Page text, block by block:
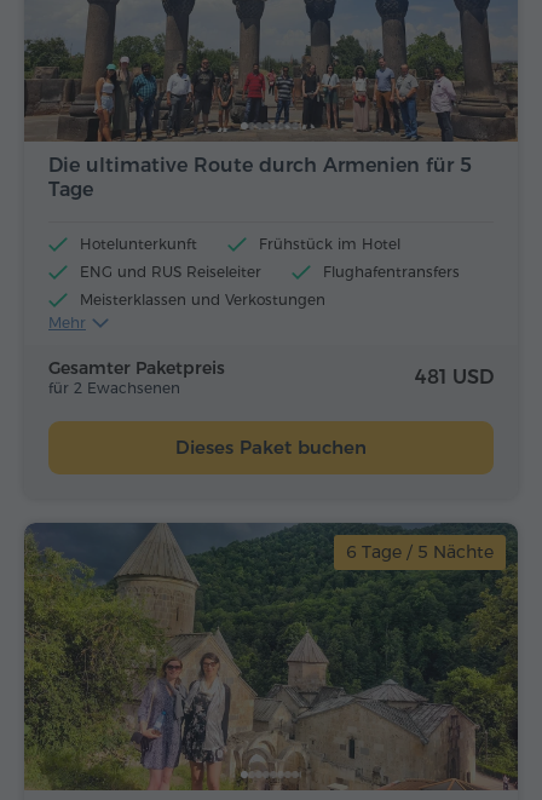
Die ultimative Route durch Armenien für 5
Tage
Hotelunterkunft
Frühstück im Hotel
ENG und RUS Reiseleiter
Flughafentransfers
Meisterklassen und Verkostungen
Flugtickets
Mehr
Gesamter Paketpreis
für 2 Ewachsenen 481 USD
Dieses Paket buchen
6 Tage / 5 Nächte